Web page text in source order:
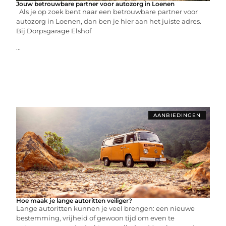
Jouw betrouwbare partner voor autozorg in Loenen
Als je op zoek bent naar een betrouwbare partner voor
autozorg in Loenen, dan ben je hier aan het juiste adres.
Bij Dorpsgarage Elshof
...
AANBIEDINGEN
Hoe maak je lange autoritten veiliger?
Lange autoritten kunnen je veel brengen: een nieuwe
bestemming, vrijheid of gewoon tijd om even te